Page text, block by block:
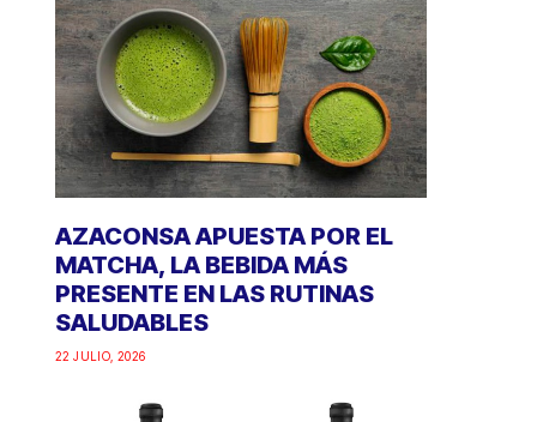
AZACONSA APUESTA POR EL
MATCHA, LA BEBIDA MÁS
PRESENTE EN LAS RUTINAS
SALUDABLES
22 JULIO, 2026